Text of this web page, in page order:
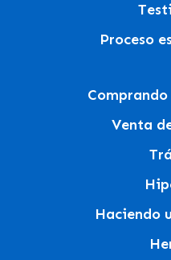
Proceso
Venta
Haciendo